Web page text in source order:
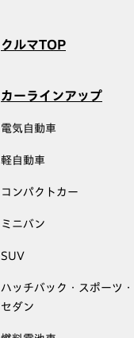
クルマTOP
カーラインアップ
電気自動車
軽自動車
コンパクトカー
ミニバン
SUV
ハッチバック・スポーツ・
セダン